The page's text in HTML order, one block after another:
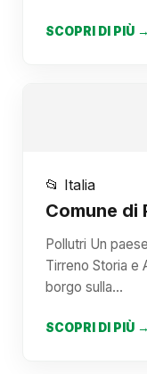
SCOPRI DI PIÙ →
📂 Italia
Comune di
Pollutri Un
Tirreno Storia e
borgo sulla…
SCOPRI DI PIÙ →